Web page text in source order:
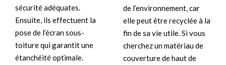
sécurité adéquates.
Ensuite, ils effectuent la
pose de l’écran sous-
toiture qui garantit une
étanchéité optimale.
de l’environnement, car
elle peut être recyclée à la
fin de sa vie utile. Si vous
cherchez un matériau de
couverture de haut de